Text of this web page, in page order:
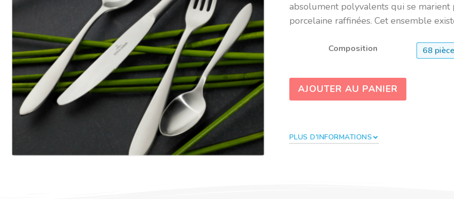
absolument polyvalents qui se
porcelaine raffinées. Cet ensemble
Composition 68
AJOUTER AU PANIER
PLUS D'INFORMATIONS